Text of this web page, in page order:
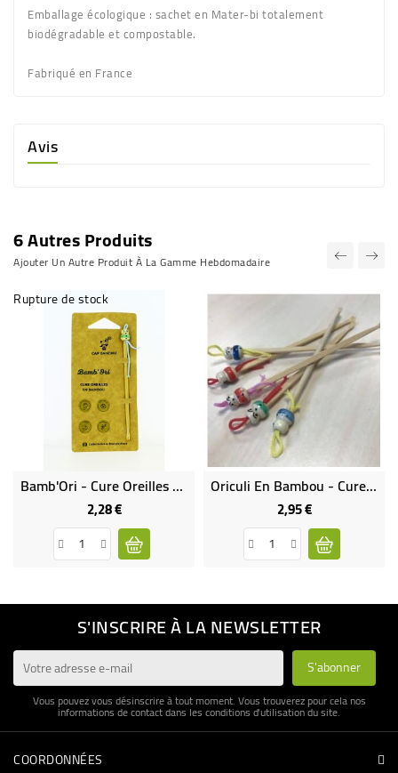
Emballage écologique : sachet en Mater-bi totalement
biodégradable et compostable.
Fabriqué en France
Avis
6 Autres Produits
Ajouter Un Autre Produit À La Gamme Hebdomadaire
Rupture de stock
Bamb'Ori - Cure Oreilles Écologique
2,28 €Prix
Oriculi En Bambou - Cure-Oreille Écologique
2,95 €Prix
S'INSCRIRE À LA NEWSLETTER
Vous pouvez vous désinscrire à tout moment. Vous trouverez pour cela nos
informations de contact dans les conditions d'utilisation du site.
COORDONNÉES